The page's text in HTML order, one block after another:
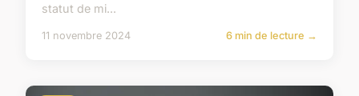
statut de mi...
11 novembre 2024 6 min de lecture →